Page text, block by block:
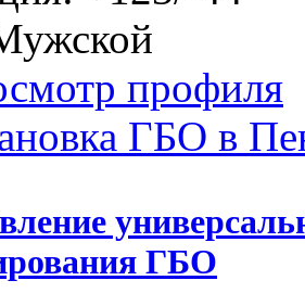
ГБО